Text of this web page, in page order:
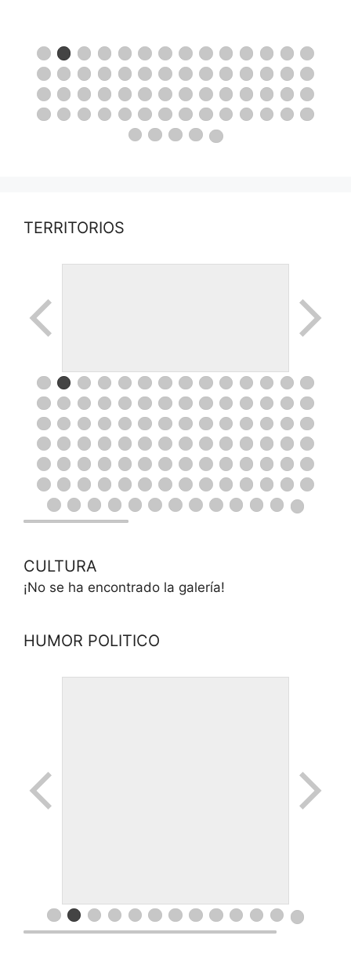
TERRITORIOS
CULTURA
¡No se ha encontrado la galería!
HUMOR POLITICO